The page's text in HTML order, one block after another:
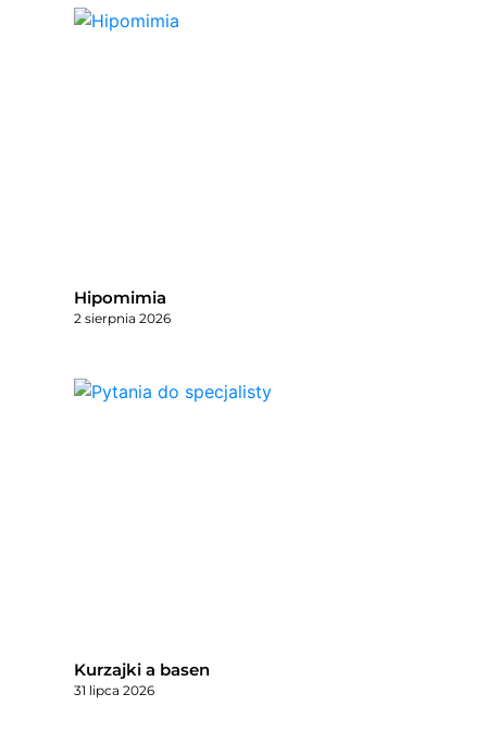
Hipomimia
2 sierpnia 2026
Kurzajki a basen
31 lipca 2026